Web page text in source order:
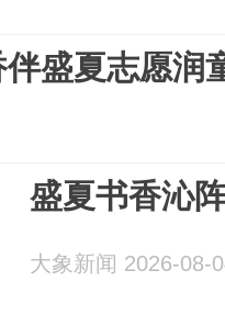
盛夏志愿润
盛夏书香沁
大象新闻 2026-08-